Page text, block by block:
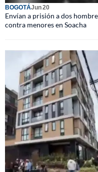
BOGOTÁJun 20
Envían a prisión a dos
contra menores en Soacha